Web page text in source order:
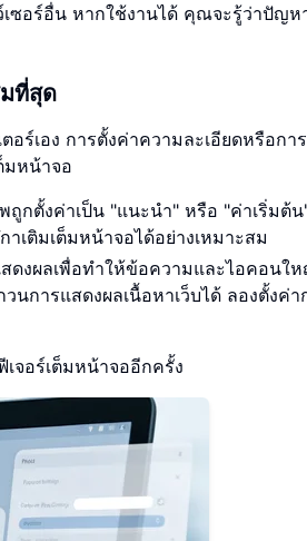
เซอร์อื่น หากใช้งานได้ คุณจะรู้ว่าปัญห
ที่สุด
ร์เอง การตั้งค่าความละเอียดหรือกา
มหน้าจอ
ถูกตั้งค่าเป็น "แนะนำ" หรือ "ค่าเริ่มต้
เติมเต็มหน้าจอได้อย่างเหมาะสม
ดงผลเพื่อทำให้ข้อความและไอคอนใ
นการแสดงผลเนื้อหาเว็บได้ ลองตั้งค่า
จอร์เต็มหน้าจออีกครั้ง